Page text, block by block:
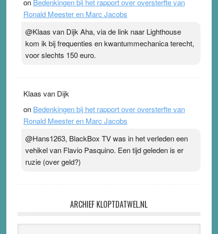
on Bedenkingen bij het rapport over oversterfte van
Ronald Meester en Marc Jacobs
@Klaas van Dijk Aha, via de link naar Lighthouse
kom ik bij frequenties en kwantummechanica terecht,
voor slechts 150 euro.
Klaas van Dijk
on Bedenkingen bij het rapport over oversterfte van
Ronald Meester en Marc Jacobs
@Hans1263, BlackBox TV was in het verleden een
vehikel van Flavio Pasquino. Een tijd geleden is er
ruzie (over geld?)
ARCHIEF KLOPTDATWEL.NL